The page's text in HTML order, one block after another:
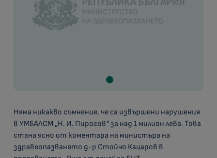
Няма никакво съмнение, че са извършени нарушения
в УМБАЛСМ „Н. И. Пирогов“ за над 1 милион лева. Това
стана ясно от коментара на министъра на
здравеопазването д-р Стойчо Кацаров в